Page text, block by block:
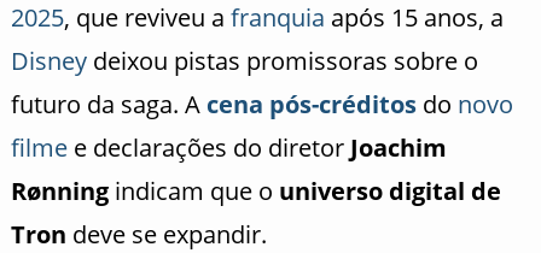
2025, que reviveu a franquia após 15 anos, a
Disneydeixou pistas promissoras sobre o
futuro da saga. A cena pós-créditosdo novo
filmee declarações do diretor Joachim
Rønningindicam que o universo digital de
Tron deve se expandir.